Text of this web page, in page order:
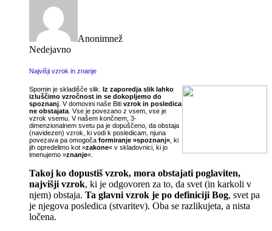
Anonimnež
Nedejavno
Najvišji vzrok in znanje
Spomin je skladišče slik. Iz zaporedja slik lahko
izluščimo vzročnost in se dokopljemo do
spoznanj . V domovini naše Biti vzrok in posledica
ne obstajata . Vse je povezano z vsem, vse je
vzrok vsemu. V našem končnem, 3-
dimenzionalnem svetu pa je dopuščeno, da obstaja
(navidezen) vzrok, ki vodi k posledicam, njuna
povezava pa omogoča formiranje »spoznanj« , ki
jih opredelimo kot »zakone« v skladovnici, ki jo
imenujemo »znanje«.
Takoj ko dopustiš vzrok, mora obstajati poglaviten,
najvišji vzrok, ki je odgovoren za to, da svet (in karkoli v
njem) obstaja. Ta glavni vzrok je po definiciji Bog, svet pa
je njegova posledica (stvaritev). Oba se razlikujeta, a nista
ločena.